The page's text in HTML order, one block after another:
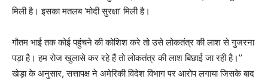
मिली है। इसका मतलब ‘मोदी सुरक्षा’ मिली है।
गौतम भाई तक कोई पहुंचने की कोशिश करे तो उसे लोकतंत्र की लाश से गुजरना
पड़ा है। हम रोज खुलासे कर रहे हैं तो लोकतंत्र की लाश बिछाई जा रही है।’’
खेड़ा के अनुसार, सत्तापक्ष ने अमेरिकी विदेश विभाग पर आरोप लगाया जिसके बाद